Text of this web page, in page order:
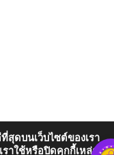
ดบนเว็บไซต์ของเรา
าใช้หรือปิดคุกกี้เหล่านั้น